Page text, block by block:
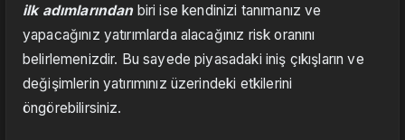
ilk adımlarından biri ise kendinizi tanımanız ve
yapacağınız yatırımlarda alacağınız risk oranını
belirlemenizdir. Bu sayede piyasadaki iniş çıkışların ve
değişimlerin yatırımınız üzerindeki etkilerini
öngörebilirsiniz.